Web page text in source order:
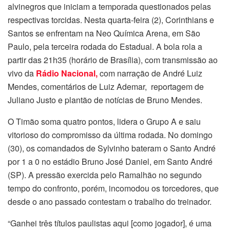
alvinegros que iniciam a temporada questionados pelas
respectivas torcidas. Nesta quarta-feira (2), Corinthians e
Santos se enfrentam na Neo Química Arena, em São
Paulo, pela terceira rodada do Estadual. A bola rola a
partir das 21h35 (horário de Brasília), com transmissão ao
vivo da Rádio Nacional,com narração de André Luiz
Mendes, comentários de Luiz Ademar, reportagem de
Juliano Justo e plantão de notícias de Bruno Mendes.
O Timão soma quatro pontos, lidera o Grupo A e saiu
vitorioso do compromisso da última rodada. No domingo
(30), os comandados de Sylvinho bateram o Santo André
por 1 a 0 no estádio Bruno José Daniel, em Santo André
(SP). A pressão exercida pelo Ramalhão no segundo
tempo do confronto, porém, incomodou os torcedores, que
desde o ano passado contestam o trabalho do treinador.
“Ganhei três títulos paulistas aqui [como jogador], é uma